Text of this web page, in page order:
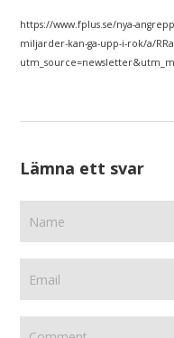
https://www.fplus.se/nya-
miljarder-kan-ga-upp-i-rok/a/
Lämna ett svar